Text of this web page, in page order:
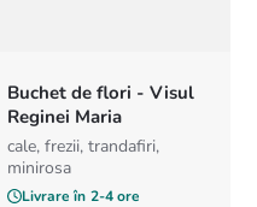
Buchet de flori - Visul
Reginei Maria
cale, frezii, trandafiri,
minirosa
Livrare în 2-4 ore